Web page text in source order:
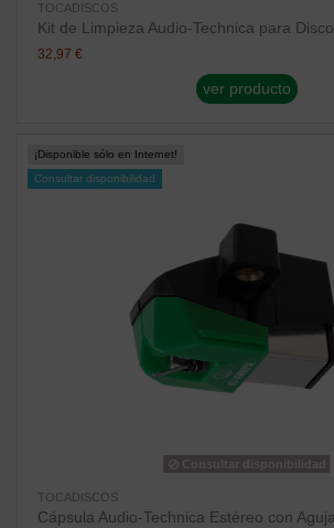
TOCADISCOS
Kit de Limpieza Audio-Technica para
32,97 €
ver producto
¡Disponible sólo en Internet!
Consultar disponibilidad
Consultar disponibilidad
TOCADISCOS
Cápsula Audio-Technica Estéreo con